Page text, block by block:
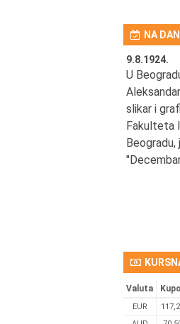
NA
9.8.1924.
U
slikar i
Fakulteta
Beogradu,
Valuta
EUR